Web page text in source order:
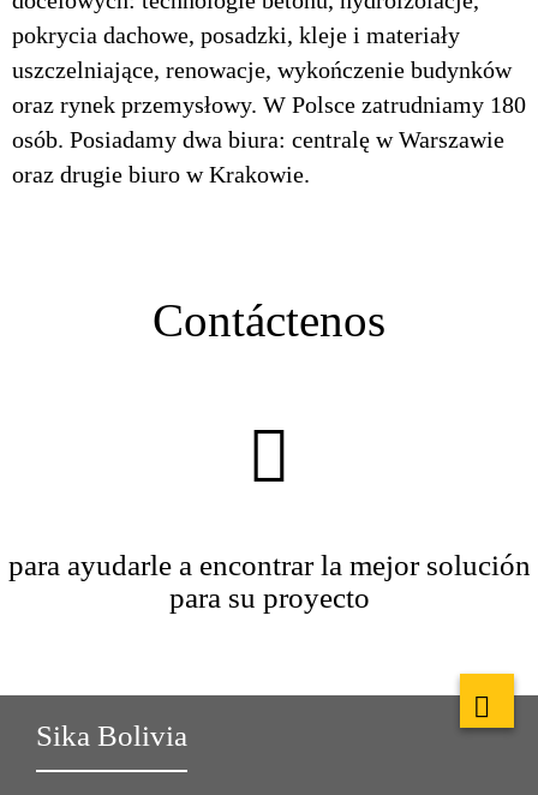
pokrycia dachowe, posadzki, kleje i materiały
uszczelniające, renowacje, wykończenie budynków
oraz rynek przemysłowy. W Polsce zatrudniamy 180
osób. Posiadamy dwa biura: centralę w Warszawie
oraz drugie biuro w Krakowie.
Contáctenos
para ayudarle a encontrar la mejor solución
para su proyecto
Sika Bolivia